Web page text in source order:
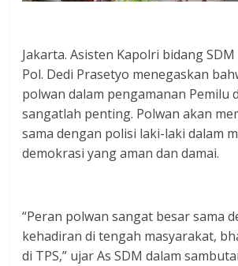
Jakarta. Asisten Kapolri bidang SDM
Pol. Dedi Prasetyo menegaskan
polwan dalam pengamanan Pemilu
sangatlah penting. Polwan akan
sama dengan polisi laki-laki dalam
demokrasi yang aman dan damai.
“Peran polwan sangat besar sama
kehadiran di tengah masyarakat,
di TPS,” ujar As SDM dalam